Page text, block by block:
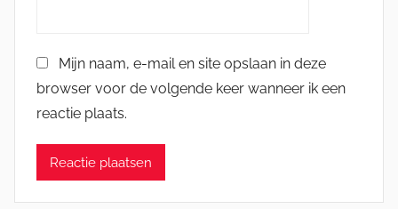
Mijn naam, e-mail en site opslaan in deze
browser voor de volgende keer wanneer ik een
reactie plaats.